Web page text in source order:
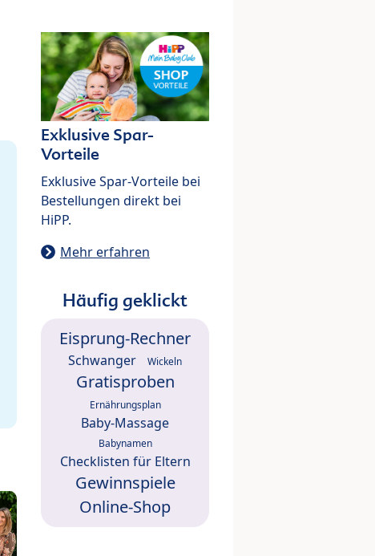
Exklusive Spar-
Vorteile
Exklusive Spar-Vorteile bei
Bestellungen direkt bei
HiPP.
Mehr erfahren
Häufig geklickt
Eisprung-Rechner
Schwanger Wickeln
Gratisproben
Ernährungsplan
Baby-Massage
Babynamen
Checklisten für Eltern
Gewinnspiele
Online-Shop